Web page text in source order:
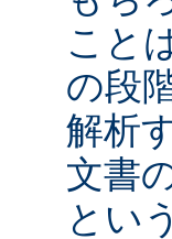
こと
の段
解析
文書
とい